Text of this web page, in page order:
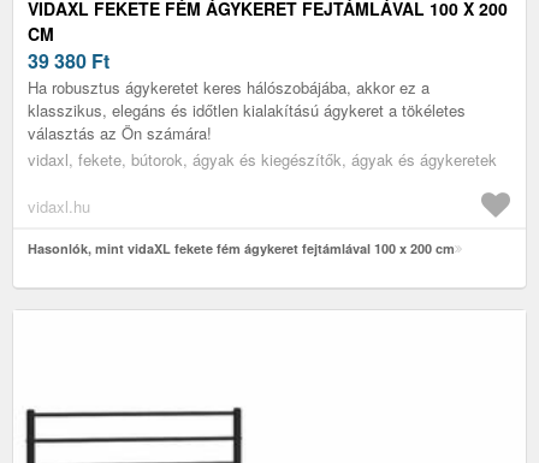
VIDAXL FEKETE FÉM ÁGYKERET FEJTÁMLÁVAL 100 X 200
CM
39 380 Ft
Ha robusztus ágykeretet keres hálószobájába, akkor ez a
klasszikus, elegáns és időtlen kialakítású ágykeret a tökéletes
választás az Ön számára!
vidaxl, fekete, bútorok, ágyak és kiegészítők, ágyak és ágykeretek
vidaxl.hu
Hasonlók, mint vidaXL fekete fém ágykeret fejtámlával 100 x 200 cm